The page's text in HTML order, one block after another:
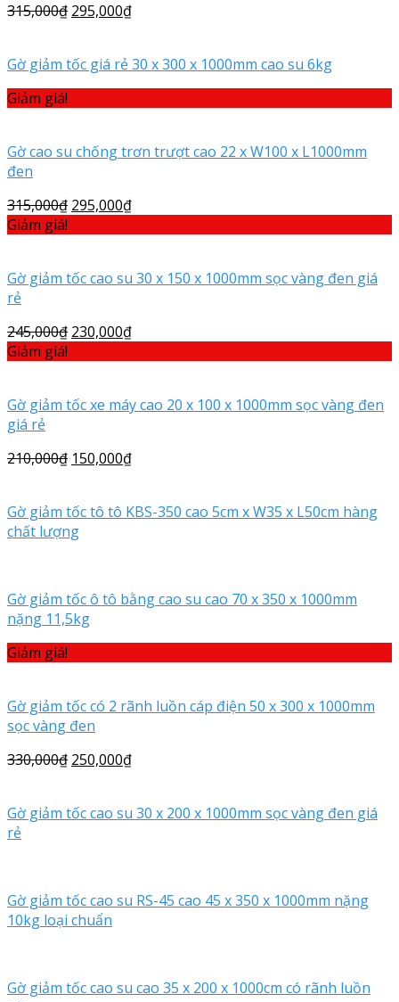
315,000₫ 295,000₫
Gờ giảm tốc giá rẻ 30 x 300 x 1000mm cao su 6kg
Giảm giá!
Gờ cao su chống trơn trượt cao 22 x W100 x L1000mm
đen
315,000₫ 295,000₫
Giảm giá!
Gờ giảm tốc cao su 30 x 150 x 1000mm sọc vàng đen giá
rẻ
245,000₫ 230,000₫
Giảm giá!
Gờ giảm tốc xe máy cao 20 x 100 x 1000mm sọc vàng đen
giá rẻ
210,000₫ 150,000₫
Gờ giảm tốc tô tô KBS-350 cao 5cm x W35 x L50cm hàng
chất lượng
Gờ giảm tốc ô tô bằng cao su cao 70 x 350 x 1000mm
nặng 11,5kg
Giảm giá!
Gờ giảm tốc có 2 rãnh luồn cáp điện 50 x 300 x 1000mm
sọc vàng đen
330,000₫ 250,000₫
Gờ giảm tốc cao su 30 x 200 x 1000mm sọc vàng đen giá
rẻ
Gờ giảm tốc cao su RS-45 cao 45 x 350 x 1000mm nặng
10kg loại chuẩn
Gờ giảm tốc cao su cao 35 x 200 x 1000cm có rãnh luồn